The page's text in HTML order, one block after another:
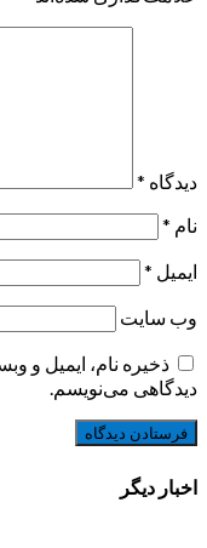
دیدگاه *
نام *
ایمیل *
وب‌ سایت
ذخیره نام، ایمیل و
دیدگاهی می‌نویسم.
اخبار دیگر